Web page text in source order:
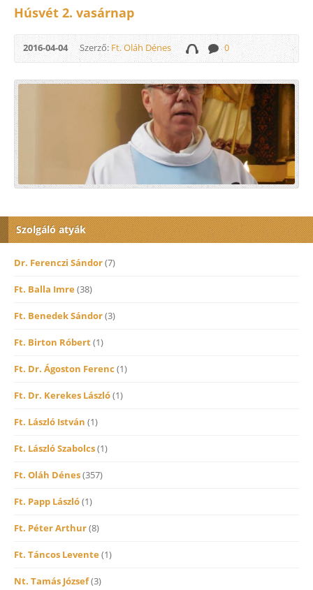
Húsvét 2. vasárnap
2016-04-04 Szerző:Ft. Oláh Dénes 0
Szolgáló atyák
Dr. Ferenczi Sándor(7)
Ft. Balla Imre(38)
Ft. Benedek Sándor(3)
Ft. Birton Róbert(1)
Ft. Dr. Ágoston Ferenc (1)
Ft. Dr. Kerekes László(1)
Ft. László István (1)
Ft. László Szabolcs(1)
Ft. Oláh Dénes(357)
Ft. Papp László(1)
Ft. Péter Arthur(8)
Ft. Táncos Levente(1)
Nt. Tamás József(3)